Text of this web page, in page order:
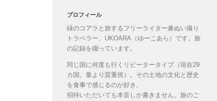
プロフィール
緑のコアラと旅するフリーライター兼ぬい撮り
トラベラー、UKOARA（ゆーこあら）です。旅
の記録を綴っています。
同じ国に何度も行くリピータータイプ（現在29
カ国。量より質重視）。その土地の文化と歴史
を食事で感じるのが好き。
招待いただいても本音しか書きません。旅のご